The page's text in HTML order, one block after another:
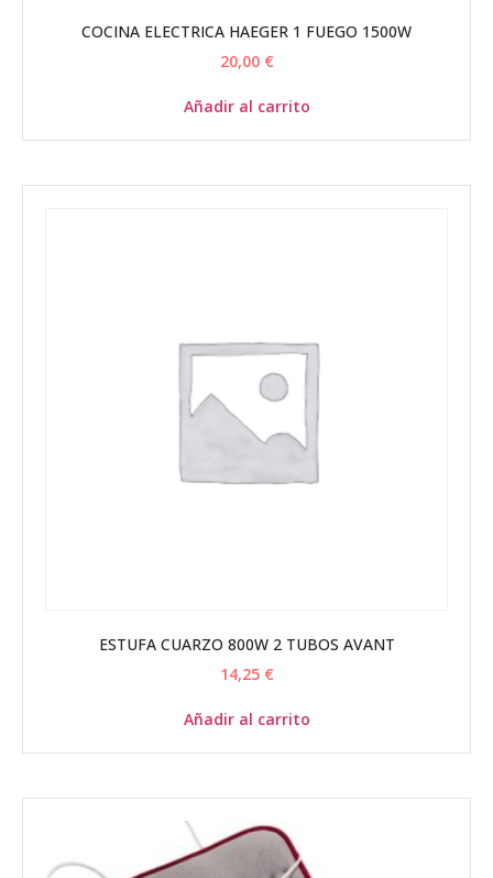
COCINA ELECTRICA HAEGER 1 FUEGO 1500W
20,00 €
Añadir al carrito
ESTUFA CUARZO 800W 2 TUBOS AVANT
14,25 €
Añadir al carrito